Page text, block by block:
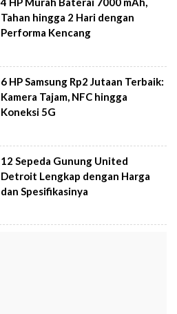
Tahan hingga 2 Hari dengan
Performa Kencang
6 HP Samsung Rp2 Jutaan Terbaik:
Kamera Tajam, NFC hingga
Koneksi 5G
12 Sepeda Gunung United
Detroit Lengkap dengan Harga
dan Spesifikasinya